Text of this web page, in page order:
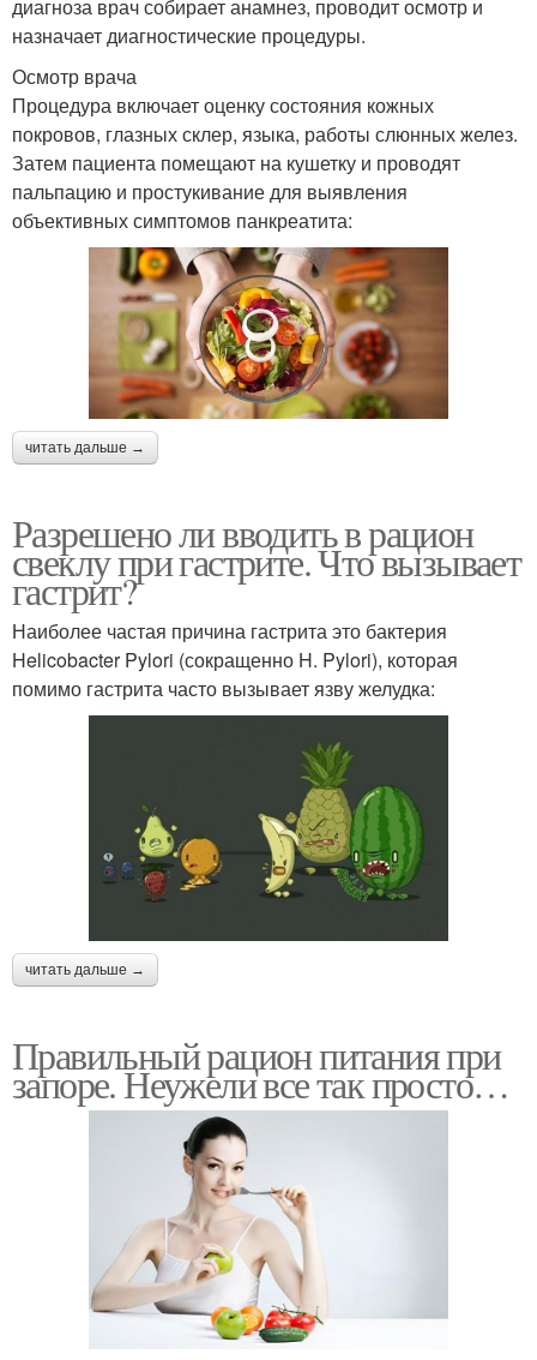
диагноза врач собирает анамнез, проводит осмотр и
назначает диагностические процедуры.
Осмотр врача
Процедура включает оценку состояния кожных
покровов, глазных склер, языка, работы слюнных желез.
Затем пациента помещают на кушетку и проводят
пальпацию и простукивание для выявления
объективных симптомов панкреатита:
читать дальше →
Разрешено ли вводить в рацион
свеклу при гастрите. Что вызывает
гастрит?
Наиболее частая причина гастрита это бактерия
Helicobacter Pylori (сокращенно H. Pylori), которая
помимо гастрита часто вызывает язву желудка:
читать дальше →
Правильный рацион питания при
запоре. Неужели все так просто…